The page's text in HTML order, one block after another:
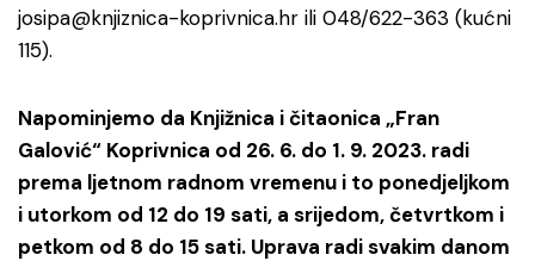
josipa@knjiznica-koprivnica.hr ili 048/622-363 (kućni
115).
Napominjemo da Knjižnica i čitaonica „Fran
Galović“ Koprivnica od 26. 6. do 1. 9. 2023. radi
prema ljetnom radnom vremenu i to ponedjeljkom
i utorkom od 12 do 19 sati, a srijedom, četvrtkom i
petkom od 8 do 15 sati. Uprava radi svakim danom